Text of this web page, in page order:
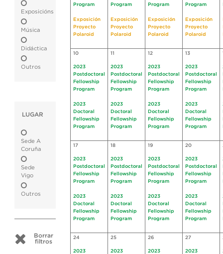
Exposicións
Música
Didáctica
Outros
LUGAR
Sede A
Coruña
Sede
Vigo
Outros
Borrar
filtros
Program
Exposición
Proyecto
Polaroid
Program
Exposición
Proyecto
Polaroid
Program
Exposición
Proyecto
Polaroid
Program
Exposición
Proyecto
Polaroid
10
2023
Postdoctoral
Fellowship
Program
2023
Doctoral
Fellowship
Program
11
2023
Postdoctoral
Fellowship
Program
2023
Doctoral
Fellowship
Program
12
2023
Postdoctoral
Fellowship
Program
2023
Doctoral
Fellowship
Program
13
2023
Postdoctoral
Fellowship
Program
2023
Doctoral
Fellowship
Program
17
2023
Postdoctoral
Fellowship
Program
2023
Doctoral
Fellowship
Program
18
2023
Postdoctoral
Fellowship
Program
2023
Doctoral
Fellowship
Program
19
2023
Postdoctoral
Fellowship
Program
2023
Doctoral
Fellowship
Program
20
2023
Postdoctoral
Fellowship
Program
2023
Doctoral
Fellowship
Program
24
2023
25
2023
26
2023
27
2023